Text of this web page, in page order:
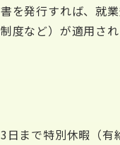
を発行すれば、就
度など）が適用され
日まで特別休暇（有